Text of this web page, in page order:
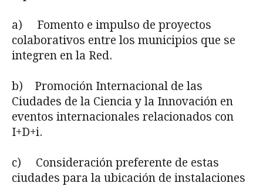
a) Fomento e impulso de proyectos
colaborativos entre los municipios que se
integren en la Red.
b) Promoción Internacional de las
Ciudades de la Ciencia y la Innovación en
eventos internacionales relacionados con
I+D+i.
c) Consideración preferente de estas
ciudades para la ubicación de instalaciones